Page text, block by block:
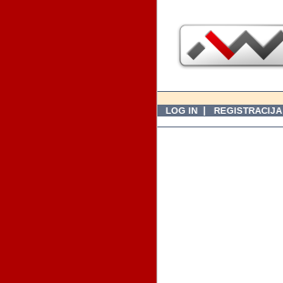
LOG IN | REGISTRACIJA